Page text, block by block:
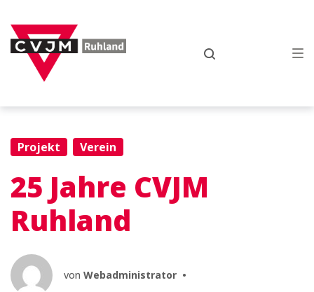
Hauptnavigation
springen
Inhalt
springen
Footer
springen
Projekt Verein
25 Jahre CVJM
Ruhland
von Webadministrator •